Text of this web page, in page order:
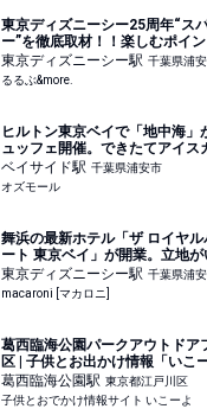
東京ディズニーシー25周年“ス
ー”を徹底取材！！楽しむポイ
&more.
東京ディズニーシー駅 千葉県浦
るるぶ&more.
ヒルトン東京ベイで「地中海」
ュッフェ開催。できたてアイス
タも - OZmall
ベイサイド駅 千葉県浦安市
オズモール
舞浜の最新ホテル「ザ ロイヤ
ート 東京ベイ」が開業。立地
た！ - macaroni
東京ディズニーシー駅 千葉県浦
macaroni [マカロニ]
葛西臨海公園パークアウトドア
区 | 子供とお出かけ情報「いこ
葛西臨海公園駅 東京都江戸川区
子供とおでかけ情報サイト いこーよ